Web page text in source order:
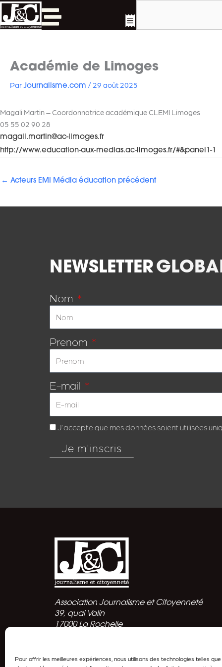
Pour offrir les meilleures expériences, nous utilisons des technologies telles
Aller
au
contenu
Académie de Limoges
Par Journalisme.com / 29 août 2025
Magali Martin – Coordonnatrice académique CLEMI Limoges
05 55 02 90 28
magali.martin@ac-limoges.fr
http://www.education-aux-medias.ac-limoges.fr/#&panel1-1
← Acteurs EMI Média éducation précédent
NEWSLETTER
Nom
Prenom
E-mail
J'accepte que mes données soient utilisées
Je m'inscris
Association Journalisme et Citoyenneté
39, quai Valin
17000 La Rochelle
Politique de confidentialité